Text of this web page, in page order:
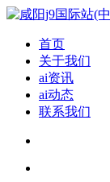
首页
关于我们
ai资讯
ai动态
联系我们